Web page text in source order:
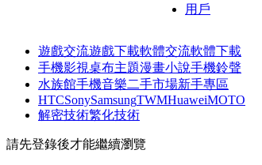
用戶
遊戲交流遊戲下載軟體交流軟體下載
手機影視桌布主題漫畫小說手機鈴聲
水族館手機音樂二手市場新手專區
HTCSonySamsungTWMHuaweiMOTO
解密技術繁化技術
請先登錄後才能繼續瀏覽